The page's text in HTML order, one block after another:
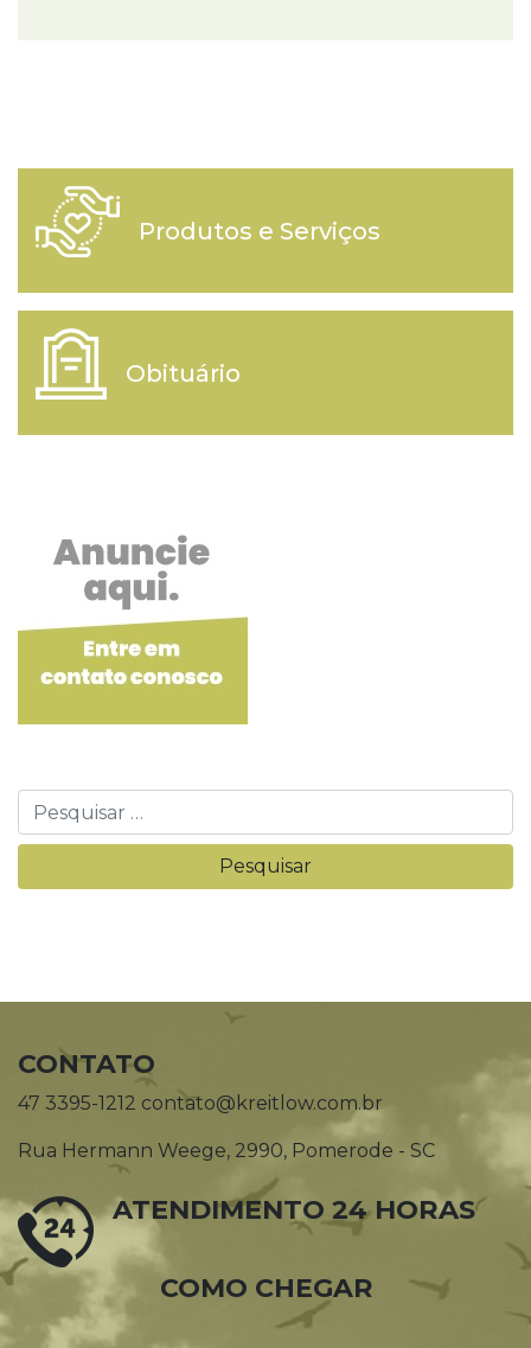
Produtos e Serviços
Obituário
CONTATO
47 3395-1212 contato@kreitlow.com.br
Rua Hermann Weege, 2990, Pomerode - SC
ATENDIMENTO 24 HORAS
COMO CHEGAR